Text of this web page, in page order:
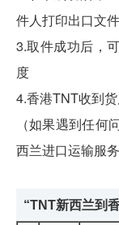
件人打印出口文
3.取件成功后，
度
4.香港TNT收到
（如果遇到任
西兰进口运输服务
“TNT新西兰到